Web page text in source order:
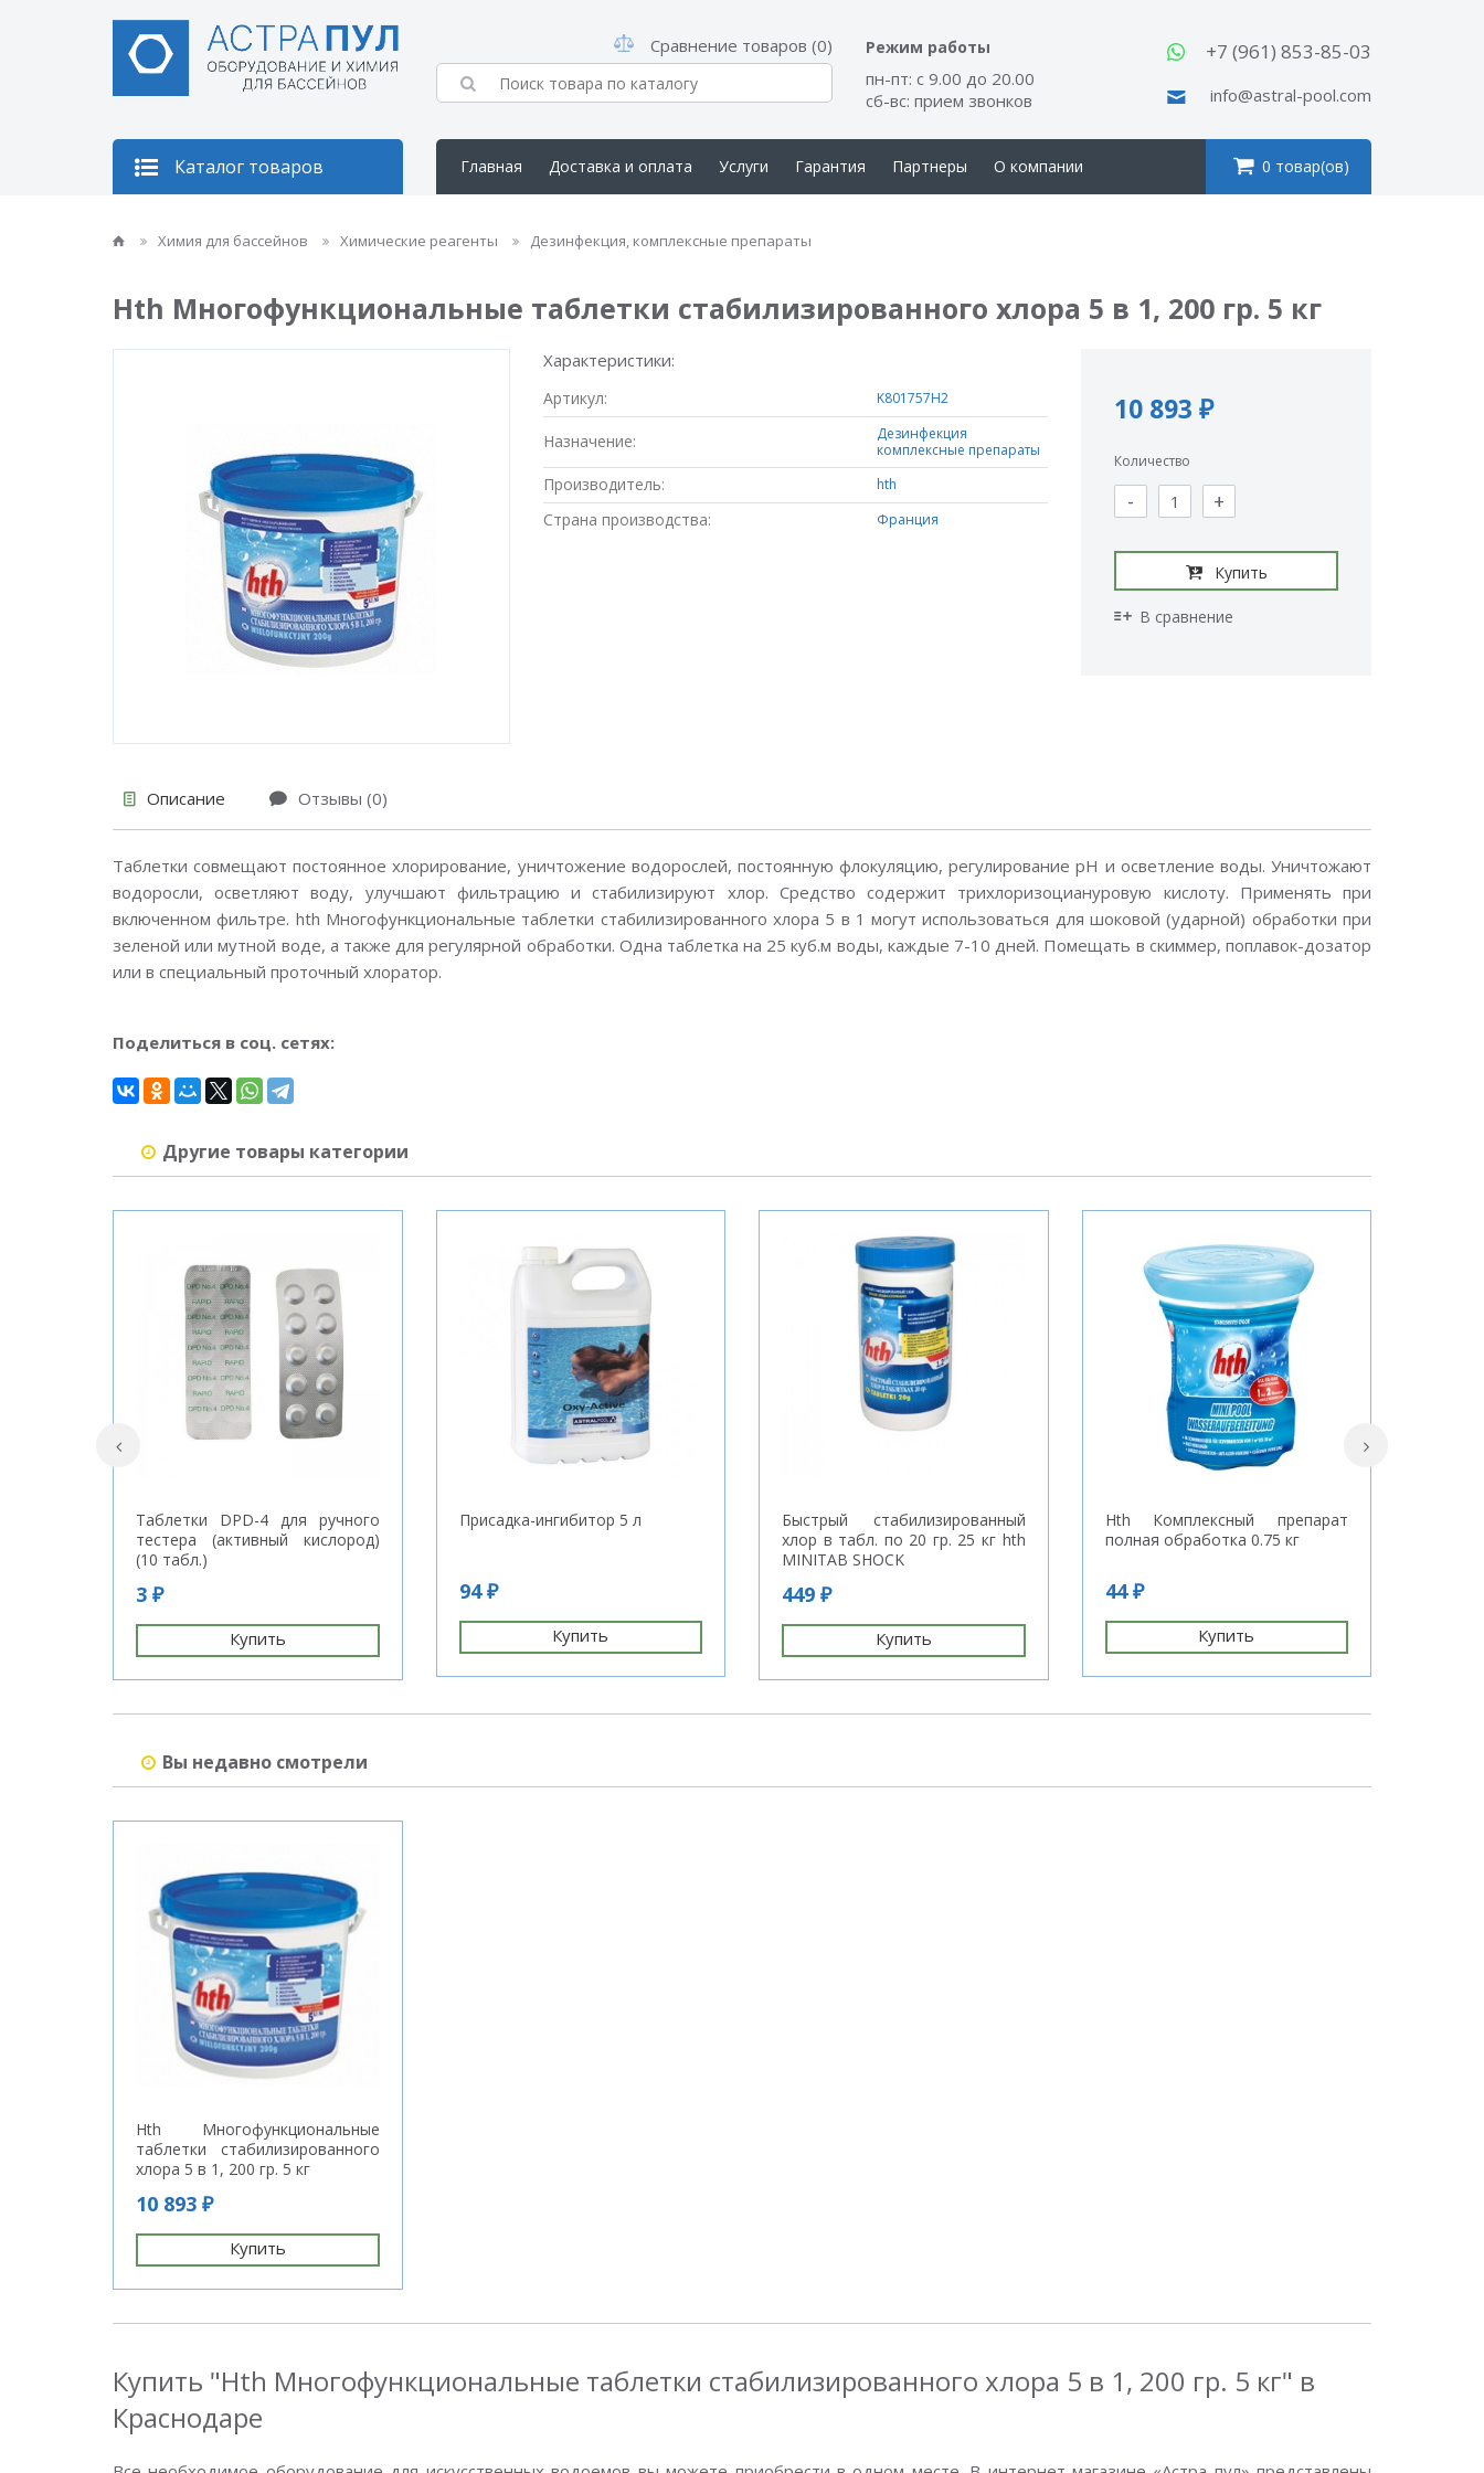
Сравнение товаров (0) Режим работы
пн-пт: с 9.00 до 20.00
сб-вс: прием звонков
+7 (961) 853-85-03
info@astral-pool.com
Каталог товаров Главная Доставка и оплата Услуги Гарантия Партнеры О компании 0 товар(ов)
Химия для бассейнов Химические реагенты Дезинфекция, комплексные препараты
Hth Многофункциональные таблетки стабилизированного хлора 5 в 1, 200 гр. 5 кг
Характеристики:
Артикул: K801757H2
Назначение:
Дезинфекция
комплексные препараты
Производитель: hth
Страна производства: Франция
10 893 ₽
Количество
- +
Купить
В сравнение
Описание Отзывы (0)
Таблетки совмещают постоянное хлорирование, уничтожение водорослей, постоянную флокуляцию, регулирование рН и осветление воды. Уничтожают
водоросли, осветляют воду, улучшают фильтрацию и стабилизируют хлор. Средство содержит трихлоризоциануровую кислоту. Применять при
включенном фильтре. hth Многофункциональные таблетки стабилизированного хлора 5 в 1 могут использоваться для шоковой (ударной) обработки при
зеленой или мутной воде, а также для регулярной обработки. Одна таблетка на 25 куб.м воды, каждые 7-10 дней. Помещать в скиммер, поплавок-дозатор
или в специальный проточный хлоратор.
Поделиться в соц. сетях:
Другие товары категории
Таблетки DPD-4 для ручного
тестера (активный кислород)
(10 табл.)
3 ₽
Купить
Присадка-ингибитор 5 л
94 ₽
Купить
Быстрый стабилизированный
хлор в табл. по 20 гр. 25 кг hth
MINITAB SHOCK
449 ₽
Купить
Hth Комплексный препарат
полная обработка 0.75 кг
44 ₽
Купить
Вы недавно смотрели
Hth Многофункциональные
таблетки стабилизированного
хлора 5 в 1, 200 гр. 5 кг
10 893 ₽
Купить
Купить "Hth Многофункциональные таблетки стабилизированного хлора 5 в 1, 200 гр. 5 кг" в
Краснодаре